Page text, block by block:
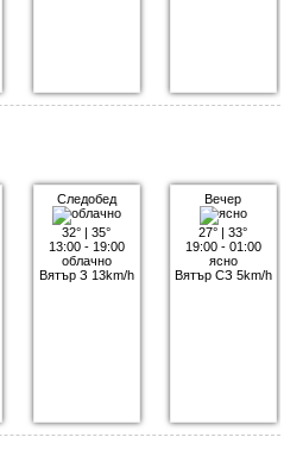
Следобед
32° |35°
13:00 - 19:00
облачно
Вятър З 13km/h
Вечер
27° |33°
19:00 - 01:00
ясно
Вятър СЗ 5km/h